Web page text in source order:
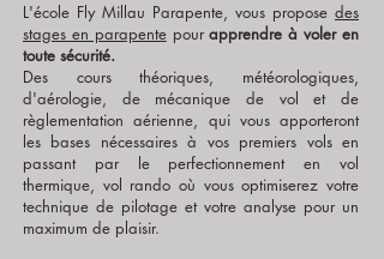
L'école Fly Millau Parapente, vous propose des
stages en parapentepourapprendre à voler en
toute sécurité.
Des cours théoriques, météorologiques,
d'aérologie, de mécanique de vol et de
règlementation aérienne, qui vous apporteront
les bases nécessaires à vos premiers vols en
passant par le perfectionnement en vol
thermique, vol rando où vous optimiserez votre
technique de pilotage et votre analyse pour un
maximum de plaisir.